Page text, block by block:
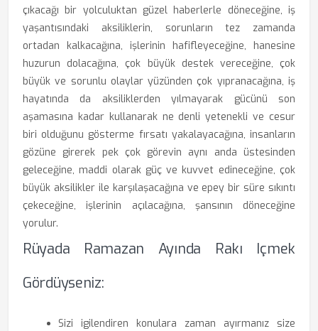
çıkacağı bir yolculuktan güzel haberlerle döneceğine, iş
yaşantısındaki aksiliklerin, sorunların tez zamanda
ortadan kalkacağına, işlerinin hafifleyeceğine, hanesine
huzurun dolacağına, çok büyük destek vereceğine, çok
büyük ve sorunlu olaylar yüzünden çok yıpranacağına, iş
hayatında da aksiliklerden yılmayarak gücünü son
aşamasına kadar kullanarak ne denli yetenekli ve cesur
biri olduğunu gösterme fırsatı yakalayacağına, insanların
gözüne girerek pek çok görevin aynı anda üstesinden
geleceğine, maddi olarak güç ve kuvvet edineceğine, çok
büyük aksilikler ile karşılaşacağına ve epey bir süre sıkıntı
çekeceğine, işlerinin açılacağına, şansının döneceğine
yorulur.
Rüyada Ramazan Ayında Rakı Içmek
Gördüyseniz:
Sizi igilendiren konulara zaman ayırmanız size